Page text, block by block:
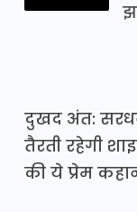
दुखद अंत:
तैरती रहेगी
की ये प्रेम